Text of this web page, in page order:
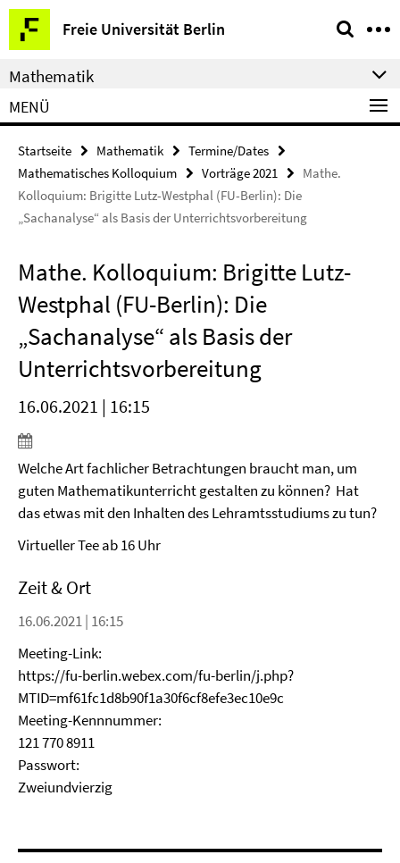
Springe
direkt
zu
Inhalt
Freie Universität Berlin
Service-
Navigation
Mathematik
MENÜ
Startseite Mathematik
Termine/Dates
Mathematisches Kolloquium
Vorträge 2021
Mathe.
Kolloquium: Brigitte Lutz-Westphal (FU-Berlin): Die
„Sachanalyse“ als Basis der Unterrichtsvorbereitung
Mathe. Kolloquium: Brigitte Lutz-
Westphal (FU-Berlin): Die
„Sachanalyse“ als Basis der
Unterrichtsvorbereitung
16.06.2021 | 16:15
Welche Art fachlicher Betrachtungen braucht man, um
guten Mathematikunterricht gestalten zu können? Hat
das etwas mit den Inhalten des Lehramtsstudiums zu tun?
Virtueller Tee ab 16 Uhr
Zeit & Ort
16.06.2021 | 16:15
Meeting-Link:
https://fu-berlin.webex.com/fu-berlin/j.php?
MTID=mf61fc1d8b90f1a30f6cf8efe3ec10e9c
Meeting-Kennnummer:
121 770 8911
Passwort:
Zweiundvierzig